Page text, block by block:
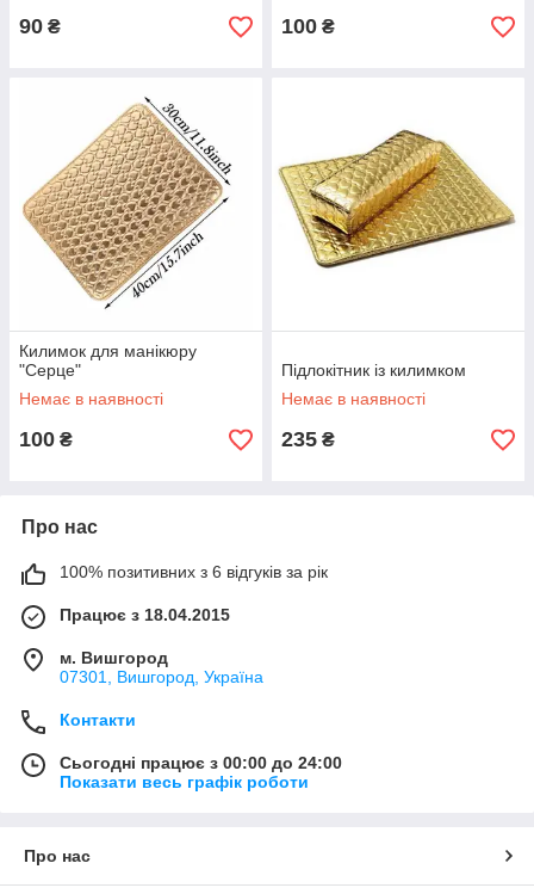
90 ₴ 100 ₴
Килимок для манікюру
"Серце"
Немає в наявності
100 ₴
Підлокітник із килимком
Немає в наявності
235 ₴
Про нас
100% позитивних з 6 відгуків за рік
Працює з 18.04.2015
м. Вишгород
07301, Вишгород, Україна
Контакти
Сьогодні працює з 00:00 до 24:00
Показати весь графік роботи
Про нас